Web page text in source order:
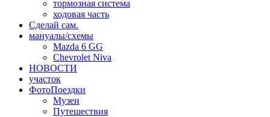
тормозная система
ходовая часть
Сделай сам.
мануалы/схемы
Mazda 6 GG
Chevrolet Niva
НОВОСТИ
участок
ФотоПоездки
Музеи
Путешествия